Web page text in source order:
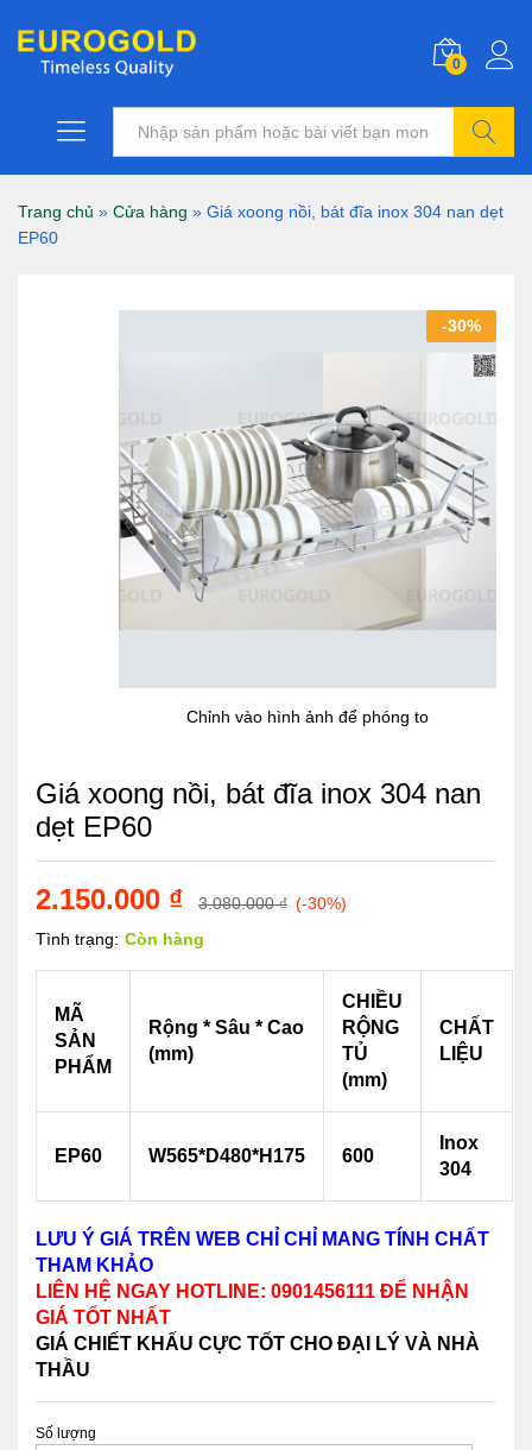
0
Trang chủ » Cửa hàng » Giá xoong nồi, bát đĩa inox 304 nan dẹt
EP60
-30%
Chỉnh vào hình ảnh để phóng to
Giá xoong nồi, bát đĩa inox 304 nan
dẹt EP60
2.150.000 ₫ 3.080.000₫ (-30%)
Tình trạng: Còn hàng
MÃ
SẢN
PHẨM
Rộng * Sâu * Cao
(mm)
CHIỀU
RỘNG
TỦ
(mm)
CHẤT
LIỆU
EP60 W565*D480*H175 600
Inox
304
LƯU Ý GIÁ TRÊN WEB CHỈ CHỈ MANG TÍNH CHẤT
THAM KHẢO
LIÊN HỆ NGAY HOTLINE: 0901456111 ĐỂ NHẬN
GIÁ TỐT NHẤT
GIÁ CHIẾT KHẤU CỰC TỐT CHO ĐẠI LÝ VÀ NHÀ
THẦU
Giá
Số lượng